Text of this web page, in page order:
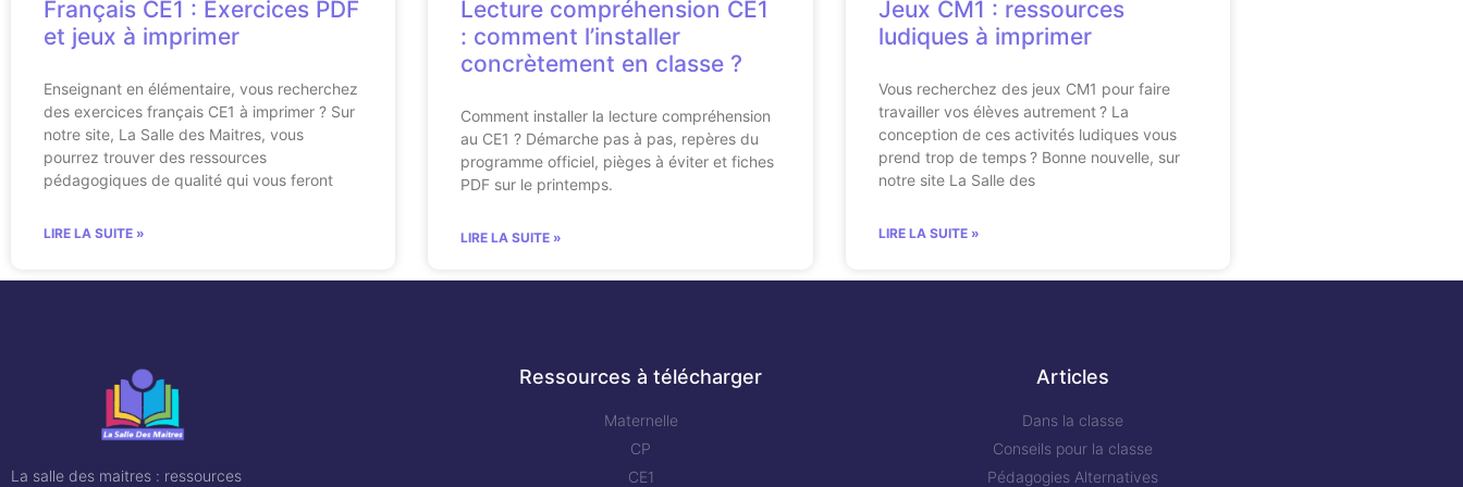
Français CE1 : Exercices PDF
et jeux à imprimer
Enseignant en élémentaire, vous recherchez
des exercices français CE1 à imprimer ? Sur
notre site, La Salle des Maitres, vous
pourrez trouver des ressources
pédagogiques de qualité qui vous feront
LIRE LA SUITE »
Lecture compréhension CE1
: comment l’installer
concrètement en classe ?
Comment installer la lecture compréhension
au CE1 ? Démarche pas à pas, repères du
programme officiel, pièges à éviter et fiches
PDF sur le printemps.
LIRE LA SUITE »
Jeux CM1 : ressources
ludiques à imprimer
Vous recherchez des jeux CM1 pour faire
travailler vos élèves autrement ? La
conception de ces activités ludiques vous
prend trop de temps ? Bonne nouvelle, sur
notre site La Salle des
LIRE LA SUITE »
La salle des maitres : ressources
Ressources à télécharger
Maternelle
CP
CE1
Articles
Dans la classe
Conseils pour la classe
Pédagogies Alternatives